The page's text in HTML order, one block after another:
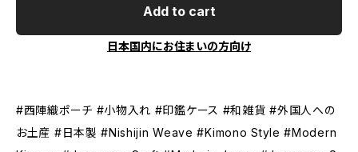
Add to cart
日本国内にお住まいの方向け
#西陣織ポーチ #小物入れ #印鑑ケース #和雑貨 #外国人への
お土産 #日本製 #Nishijin Weave #Kimono Style #Modern